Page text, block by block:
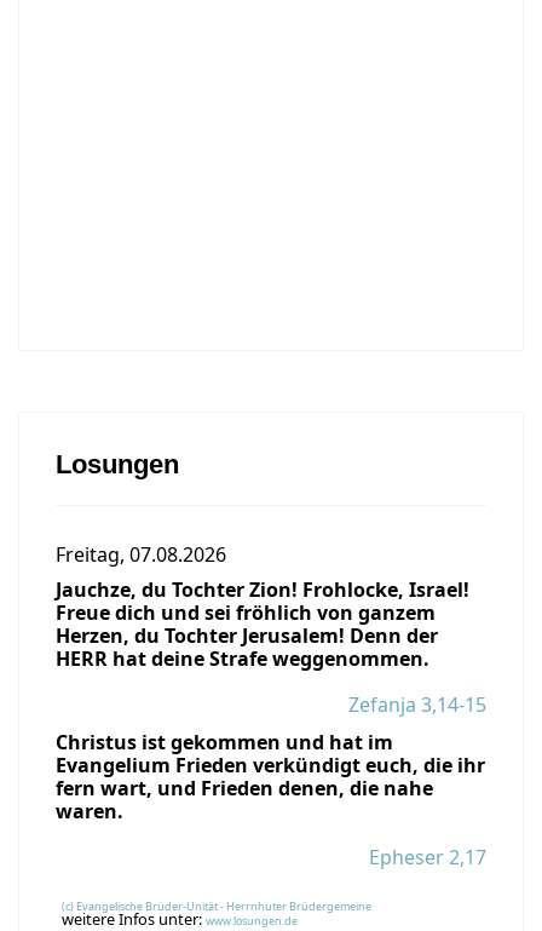
Losungen
Freitag, 07.08.2026
Jauchze, du Tochter Zion! Frohlocke, Israel!
Freue dich und sei fröhlich von ganzem
Herzen, du Tochter Jerusalem! Denn der
HERR hat deine Strafe weggenommen.
Zefanja 3,14-15
Christus ist gekommen und hat im
Evangelium Frieden verkündigt euch, die ihr
fern wart, und Frieden denen, die nahe
waren.
Epheser 2,17
(c) Evangelische Brüder-Unität - Herrnhuter Brüdergemeine
weitere Infos unter: www.losungen.de